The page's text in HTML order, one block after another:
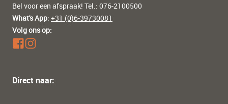
Bel voor een afspraak! Tel.: 076-2100500
What's App: +31 (0)6-39730081
Volg ons op:
Direct naar: